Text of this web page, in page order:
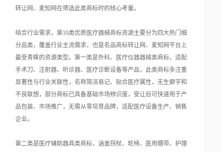
转让网、麦知网在筛选此类商标时的核心考量。
结合行业需求，第10类优质医疗器械商标资源主要分为四大热门细
分品类，覆盖行业主流需求，也是名品商标转让网、麦知网平台上
最受青睐的资源类型。第一类是外科、医疗仪器器械类商标，适配
手术刀、注射器、听诊器、医疗诊断设备等产品，此类商标多注重
显著性与行业关联性，名称简洁易记、贴合医疗属性，无生僻字和
不良联想，部分商标已具备基础市场辨识度，受让后可快速用于产
品包装、市场推广，无需从零培育品牌，适配医疗设备生产、销售
企业。
第二类是医疗辅助器具类商标，涵盖拐杖、轮椅、医用绷带、护理